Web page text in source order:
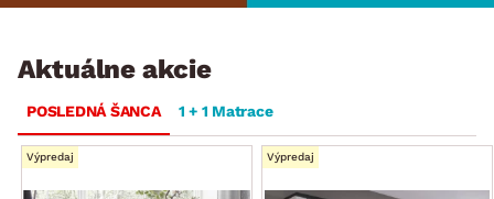
Aktuálne akcie
POSLEDNÁ ŠANCA 1 + 1 Matrace
Výpredaj Výpredaj